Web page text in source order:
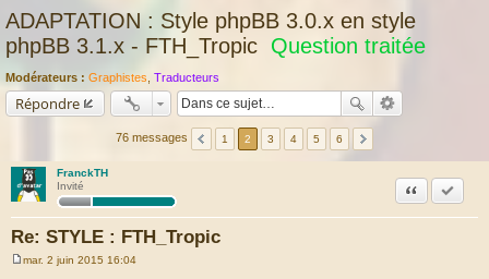
ADAPTATION : Style phpBB 3.0.x en style
phpBB 3.1.x - FTH_Tropic Question traitée
Modérateurs : Graphistes Traducteurs
Répondre
76 messages 1 2 3 4 5 6
FranckTH
Invité
Re: STYLE : FTH_Tropic
Citation
mar. 2 juin 2015 16:04